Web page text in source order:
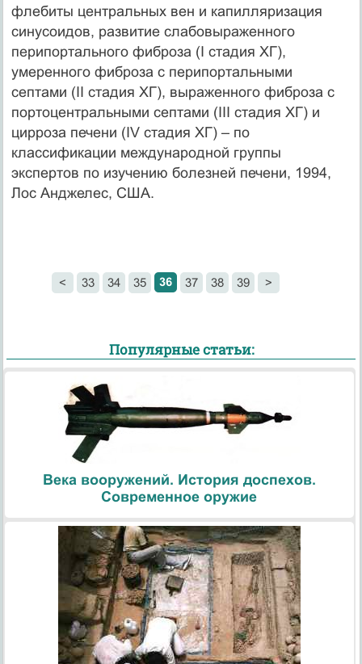
флебиты центральных вен и капилляризация
синусоидов, развитие слабовыраженного
перипортального фиброза (I стадия ХГ),
умеренного фиброза с перипортальными
септами (II стадия ХГ), выраженного фиброза с
портоцентральными септами (III стадия ХГ) и
цирроза печени (IV стадия ХГ) – по
классификации международной группы
экспертов по изучению болезней печени, 1994,
Лос Анджелес, США.
< 33 34 35 36 37 38 39 >
Популярные статьи:
Века вооружений. История доспехов.
Современное оружие